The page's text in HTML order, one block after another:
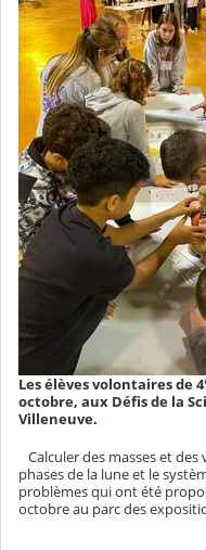
Les élèves volontaires de
octobre, aux Défis de la
Villeneuve.
Calculer des masses et
phases de la lune et le
problèmes qui ont été
octobre au parc des